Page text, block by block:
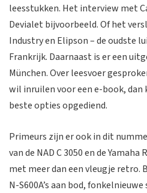
leesstukken. Het interview met
Devialet bijvoorbeeld. Of het
Industry en Elipson – de oudste
Frankrijk. Daarnaast is er een
München. Over leesvoer
wil inruilen voor een e-book, dan
beste opties opgediend.
Primeurs zijn er ook in dit
van de NAD C 3050 en de
met meer dan een vleugje retro.
N-S600A’s aan bod,